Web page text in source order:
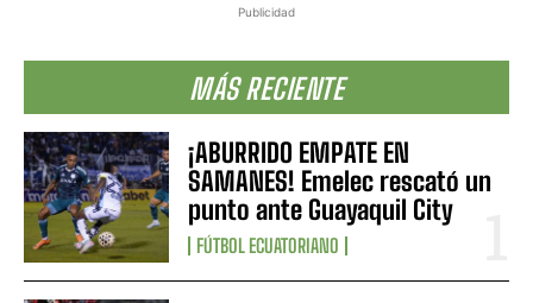
Publicidad
MÁS RECIENTE
¡ABURRIDO EMPATE EN
SAMANES! Emelec rescató un
punto ante Guayaquil City
FÚTBOL ECUATORIANO